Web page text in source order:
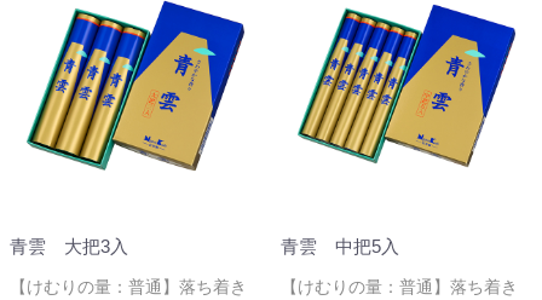
青雲 大把3入
【けむりの量：普通】落ち着き
青雲 中把5入
【けむりの量：普通】落ち着き